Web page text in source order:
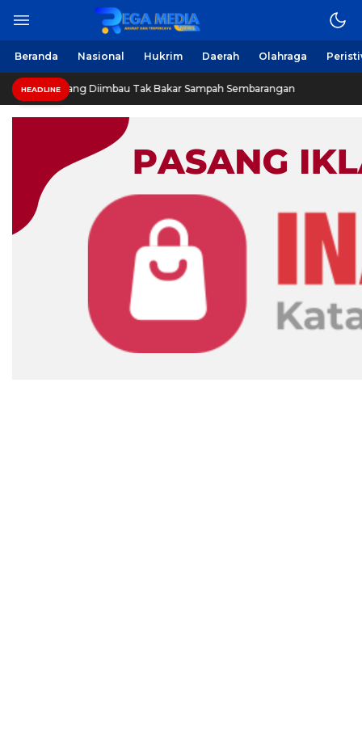
Beranda Nasional Hukrim Daerah Olahraga
HEADLINE
Diimbau Tak Bakar Sampah Sembarangan